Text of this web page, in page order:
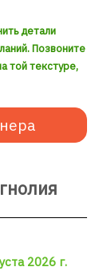
детали
Позвоните
той текстуре,
2026 г.